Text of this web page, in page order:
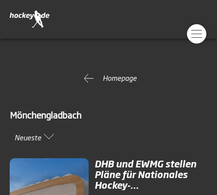
Homepage
Mönchengladbach
Neueste
DHB und EWMG stellen
Pläne für Nationales
Hockey-